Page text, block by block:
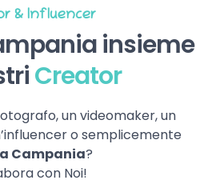
& Influencer
insieme
Creator
un videomaker, un
o semplicemente
Campania?
con Noi!